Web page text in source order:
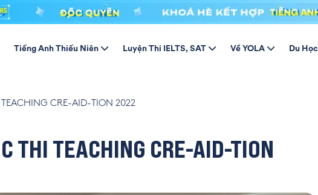
Tiếng Anh Thiếu Niên Luyện Thi IELTS, SAT Về YOLA Du Học
CRE-AID-TION 2022
THI TEACHING CRE-AID-TION